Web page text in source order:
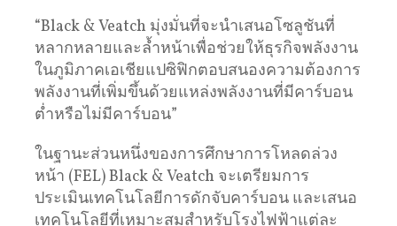
“Black & Veatch มุ่งมั่นที่จะนำเสนอโซลูชันที่
หลากหลายและล้ำหน้าเพื่อช่วยให้ธุรกิจพลังงาน
ในภูมิภาคเอเชียแปซิฟิกตอบสนองความต้องการ
พลังงานที่เพิ่มขึ้นด้วยแหล่งพลังงานที่มีคาร์บอน
ต่ำหรือไม่มีคาร์บอน”
ในฐานะส่วนหนึ่งของการศึกษาการโหลดล่วง
หน้า (FEL) Black & Veatch จะเตรียมการ
ประเมินเทคโนโลยีการดักจับคาร์บอน และเสนอ
เทคโนโลยีที่เหมาะสมสำหรับโรงไฟฟ้าแต่ละ